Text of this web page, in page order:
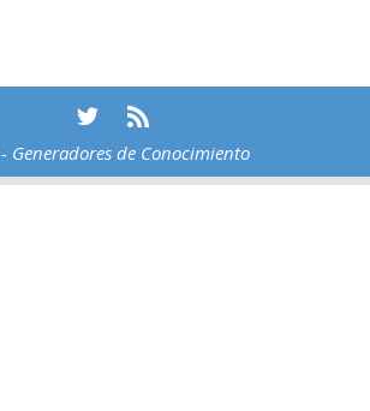
- Generadores de Conocimiento